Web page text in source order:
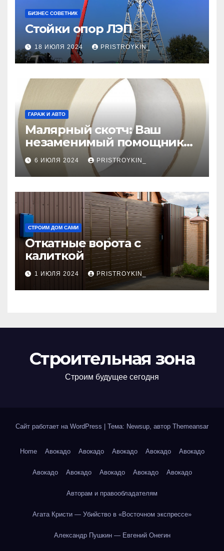
БИЗНЕС СОВЕТНИК
Стойки опор ЛЭП
18 ИЮЛЯ 2024 PRISTROYKIN_
ГАРАЖ И АВТО
Малярный скотч: Ваш
незаменимый помощник
при ремонтных работах
6 ИЮЛЯ 2024 PRISTROYKIN_
СТРОИМ ДОМ САМИ
Откатные ворота с
калиткой
1 ИЮЛЯ 2024 PRISTROYKIN_
Строительная зона
Строим будущее сегодня
Сайт работает на WordPress Тема: Newsup, автор Themeansar
Home Авокадо Авокадо Авокадо Авокадо Авокадо
Авокадо Авокадо Авокадо Авокадо Авокадо
Авторам и правообладателям
Агата Кристи — Убийство в «Восточном экспрессе»
Александр Пушкин — Евгений Онегин